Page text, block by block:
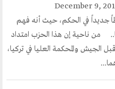
جديداً في الحكم، حيث أنه فهم
من ناحية إن هذا الحزب امتداد
الجيش والمحكمة العليا في تركيا،